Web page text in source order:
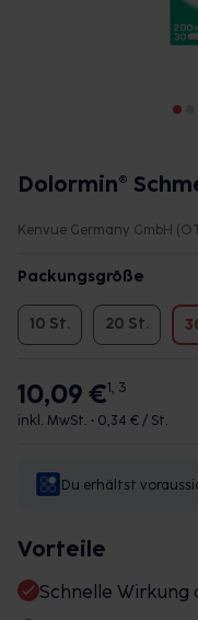
Dolormin®
Kenvue Germany GmbH
Packungsgröße
10 St. 20 St.
10,09 €1, 3
inkl. MwSt. • 0,34 € / St.
Du erhältst
Vorteile
Schnelle Wirkung